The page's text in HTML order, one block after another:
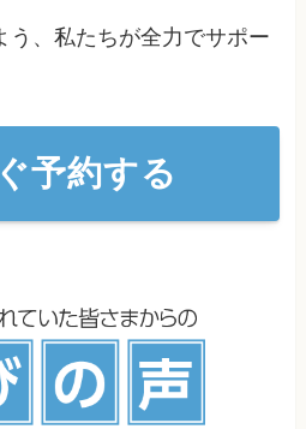
う、私たちが全力でサポー
予約する